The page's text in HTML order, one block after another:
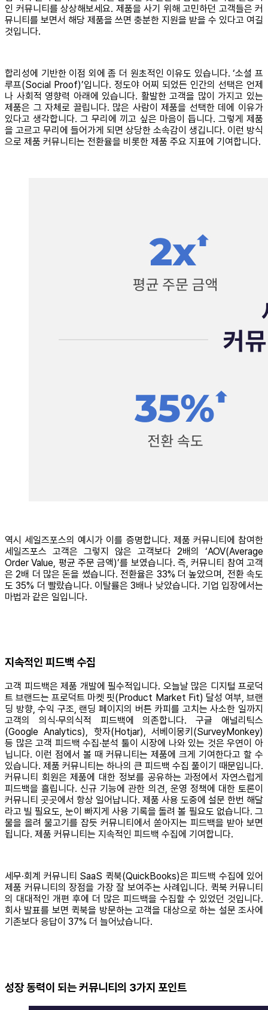
인 커뮤니티를 상상해보세요. 제품을 사기 위해 고민하던 고객들은 커
뮤니티를 보면서 해당 제품을 쓰면 충분한 지원을 받을 수 있다고 여길
것입니다.
합리성에 기반한 이점 외에 좀 더 원초적인 이유도 있습니다. ‘소셜 프
루프(Social Proof)’입니다. 정도야 어찌 되었든 인간의 선택은 언제
나 사회적 영향력 아래에 있습니다. 활발한 고객을 많이 가지고 있는
제품은 그 자체로 끌립니다. 많은 사람이 제품을 선택한 데에 이유가
있다고 생각합니다. 그 무리에 끼고 싶은 마음이 듭니다. 그렇게 제품
을 고르고 무리에 들어가게 되면 상당한 소속감이 생깁니다. 이런 방식
으로 제품 커뮤니티는 전환율을 비롯한 제품 주요 지표에 기여합니다.
역시 세일즈포스의 예시가 이를 증명합니다. 제품 커뮤니티에 참여한
세일즈포스 고객은 그렇지 않은 고객보다 2배의 ‘AOV(Average
Order Value, 평균 주문 금액)’를 보였습니다. 즉, 커뮤니티 참여 고객
은 2배 더 많은 돈을 썼습니다. 전환율은 33% 더 높았으며, 전환 속도
도 35% 더 빨랐습니다. 이탈률은 3배나 낮았습니다. 기업 입장에서는
마법과 같은 일입니다.
지속적인 피드백 수집
고객 피드백은 제품 개발에 필수적입니다. 오늘날 많은 디지털 프로덕
트 브랜드는 프로덕트 마켓 핏(Product Market Fit) 달성 여부, 브랜
딩 방향, 수익 구조, 랜딩 페이지의 버튼 카피를 고치는 사소한 일까지
고객의 의식·무의식적 피드백에 의존합니다. 구글 애널리틱스
(Google Analytics), 핫자(Hotjar), 서베이몽키(SurveyMonkey)
등 많은 고객 피드백 수집·분석 툴이 시장에 나와 있는 것은 우연이 아
닙니다. 이런 점에서 볼 때 커뮤니티는 제품에 크게 기여한다고 할 수
있습니다. 제품 커뮤니티는 하나의 큰 피드백 수집 풀이기 때문입니다.
커뮤니티 회원은 제품에 대한 정보를 공유하는 과정에서 자연스럽게
피드백을 흘립니다. 신규 기능에 관한 의견, 운영 정책에 대한 토론이
커뮤니티 곳곳에서 항상 일어납니다. 제품 사용 도중에 설문 한번 해달
라고 빌 필요도, 눈이 빠지게 사용 기록을 돌려 볼 필요도 없습니다. 그
물을 올려 물고기를 잡듯 커뮤니티에서 쏟아지는 피드백을 받아 보면
됩니다. 제품 커뮤니티는 지속적인 피드백 수집에 기여합니다.
세무·회계 커뮤니티 SaaS 퀵북(QuickBooks)은 피드백 수집에 있어
제품 커뮤니티의 장점을 가장 잘 보여주는 사례입니다. 퀵북 커뮤니티
의 대대적인 개편 후에 더 많은 피드백을 수집할 수 있었던 것입니다.
회사 발표를 보면 퀵북을 방문하는 고객을 대상으로 하는 설문 조사에
기존보다 응답이 37% 더 늘어났습니다.
성장 동력이 되는 커뮤니티의 3가지 포인트